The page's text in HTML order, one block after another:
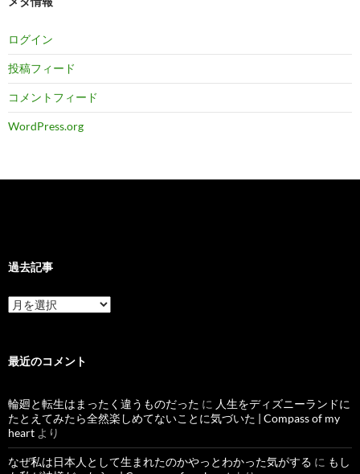
ログイン
投稿フィード
コメントフィード
WordPress.org
過去記事
過
去
最近のコメント
輪廻と転生はまったく違うものだった に 人生をディズニーランドに
たとえてみたら全然楽しめてないことに気づいた | Compass of my
heart より
なぜ私は日本人として生まれたのかやっとわかった気がする に もし